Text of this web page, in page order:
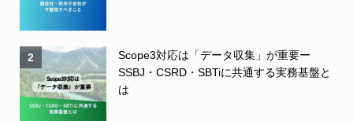
2
Scope3対応は「データ収集」が重要ー
SSBJ・CSRD・SBTiに共通する実務基盤と
は